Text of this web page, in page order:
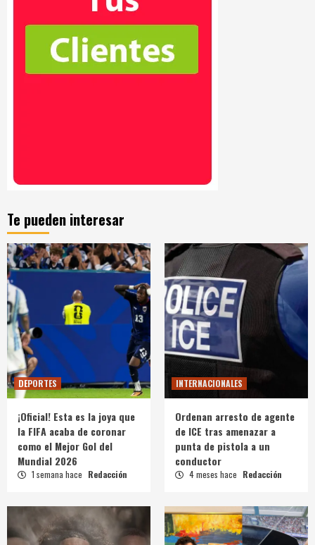
Te pueden interesar
DEPORTES
¡Oficial! Esta es la joya que
la FIFA acaba de coronar
como el Mejor Gol del
Mundial 2026
1 semana hace Redacción
INTERNACIONALES
Ordenan arresto de agente
de ICE tras amenazar a
punta de pistola a un
conductor
4 meses hace Redacción